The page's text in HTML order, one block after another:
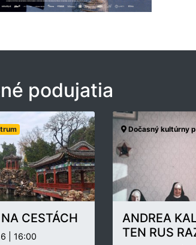
podujatia
CESTÁCH
| 16:00
Dočasný kultúrny
ANDREA
TEN RUS